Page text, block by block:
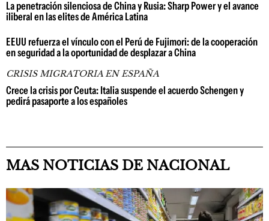
La penetración silenciosa de China y Rusia: Sharp Power y el avance
iliberal en las elites de América Latina
EEUU refuerza el vínculo con el Perú de Fujimori: de la cooperación
en seguridad a la oportunidad de desplazar a China
CRISIS MIGRATORIA EN ESPAÑA
Crece la crisis por Ceuta: Italia suspende el acuerdo Schengen y
pedirá pasaporte a los españoles
MAS NOTICIAS DE NACIONAL